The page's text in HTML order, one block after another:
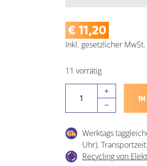
€ 11,20
Inkl. gesetzlicher MwSt.
11 vorrätig
Clamex
Abdeckkappen
Werktags
Uhr).
Recycling von